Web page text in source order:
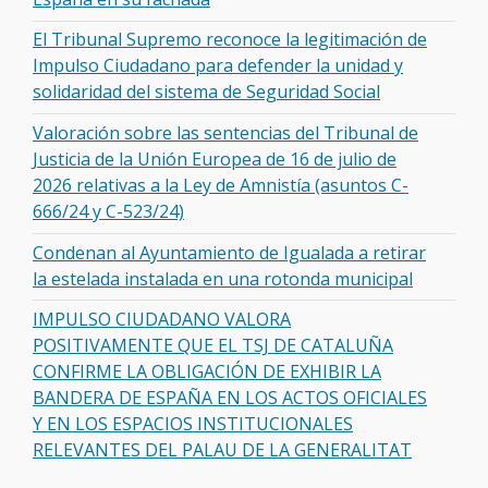
El Tribunal Supremo reconoce la legitimación de
Impulso Ciudadano para defender la unidad y
solidaridad del sistema de Seguridad Social
Valoración sobre las sentencias del Tribunal de
Justicia de la Unión Europea de 16 de julio de
2026 relativas a la Ley de Amnistía (asuntos C-
666/24 y C-523/24)
Condenan al Ayuntamiento de Igualada a retirar
la estelada instalada en una rotonda municipal
IMPULSO CIUDADANO VALORA
POSITIVAMENTE QUE EL TSJ DE CATALUÑA
CONFIRME LA OBLIGACIÓN DE EXHIBIR LA
BANDERA DE ESPAÑA EN LOS ACTOS OFICIALES
Y EN LOS ESPACIOS INSTITUCIONALES
RELEVANTES DEL PALAU DE LA GENERALITAT